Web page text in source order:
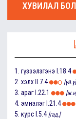
ХУВИЛАЛ
1. гүзээлзгэнэ I.18.4
2. хэлх II.7.4 [үй.ү]
3. араг I.22.1
4. эмнэлэг I.21.4
5. курс I.5.4 [гад.]